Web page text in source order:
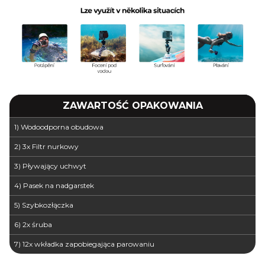
ZAWARTOŚĆ OPAKOWANIA
1) Wodoodporna obudowa
2) 3x Filtr nurkowy
3) Pływający uchwyt
4) Pasek na nadgarstek
5) Szybkozłączka
6) 2x śruba
7) 12x wkładka zapobiegająca parowaniu